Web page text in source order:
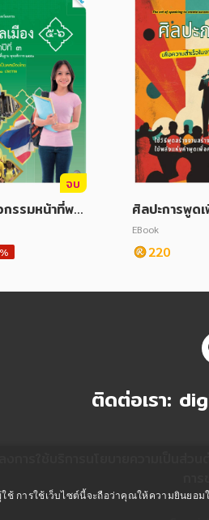
จบ
รรมหน้าที่พลเ
.3 (หลักสูตร
ศิลปะการพูด
ามสำเร็จ
EBook
220
ติดต่อเรา:
ช้ การใช้เว็บไซต์นี้จะถือว่าคุณให้ความยินยอ